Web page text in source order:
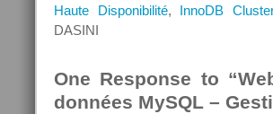
Haute Disponibilité, InnoDB Cluster
DASINI
One Response to
données MySQL –